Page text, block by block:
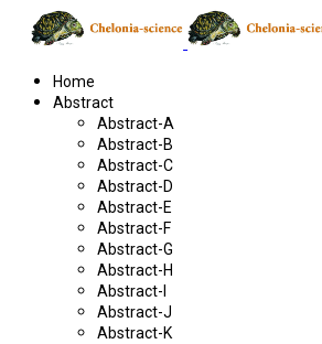
Home
Abstract
Abstract-A
Abstract-B
Abstract-C
Abstract-D
Abstract-E
Abstract-F
Abstract-G
Abstract-H
Abstract-I
Abstract-J
Abstract-K